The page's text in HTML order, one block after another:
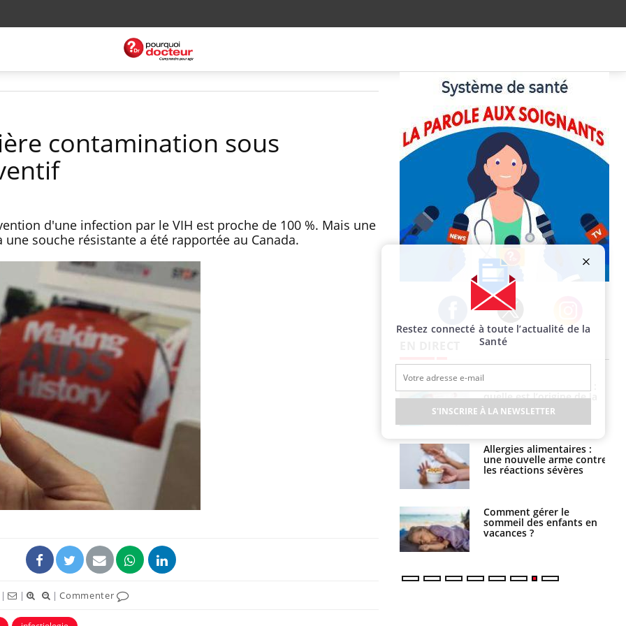
contamination sous
d'une infection par le VIH est proche de 100 %. Mais une
souche résistante a été rapportée au Canada.
| | |Commenter
Facebook Twitter Instagram
Le smartphone nuit-il à
l'apprentissage de la
lecture ?
Mordue par une tique en
vacances, elle reste dans
le coma pendant 42 jours
Mordue par un
réflexe essentiel
quelle est l’origine de la
contamination ?
Allergies alimentaires :
une nouvelle arme contre
les réactions sévères
Comment gérer le
sommeil des enfants en
vacances ?
les kinés pourront
bientôt faire
TDAH : quel est ce
traitement autorisé aux
États-Unis ?
Cerveau : le mystère de la
"madeleine de Proust"
enfin expliqué
Restez connecté à toute l’actualité de la
Santé
S'INSCRIRE À LA NEWSLETTER